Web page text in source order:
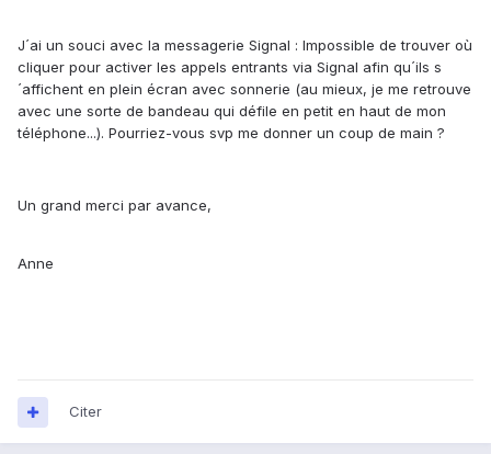
J´ai un souci avec la messagerie Signal : Impossible de trouver où
cliquer pour activer les appels entrants via Signal afin qu´ils s
´affichent en plein écran avec sonnerie (au mieux, je me retrouve
avec une sorte de bandeau qui défile en petit en haut de mon
téléphone...). Pourriez-vous svp me donner un coup de main ?
Un grand merci par avance,
Anne
Citer